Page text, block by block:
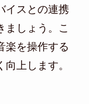
イスとの連携
ましょう。こ
楽を操作する
上します。